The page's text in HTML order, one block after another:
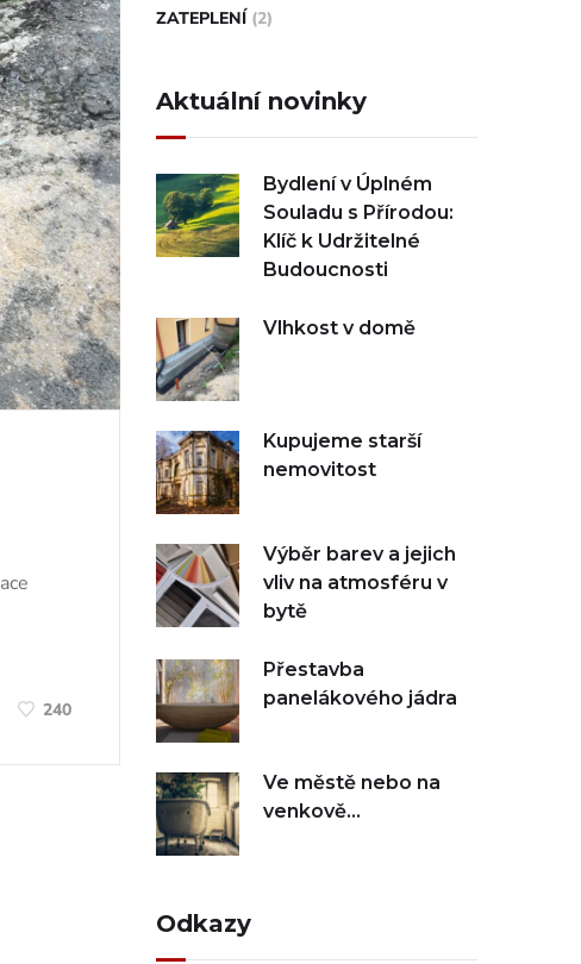
240
ZATEPLENÍ (2)
Aktuální novinky
Bydlení v Úplném
Souladu s Přírodou:
Klíč k Udržitelné
Budoucnosti
Vlhkost v domě
Kupujeme starší
nemovitost
Výběr barev a jejich
vliv na atmosféru v
bytě
Přestavba
panelákového jádra
Ve městě nebo na
venkově…
Odkazy